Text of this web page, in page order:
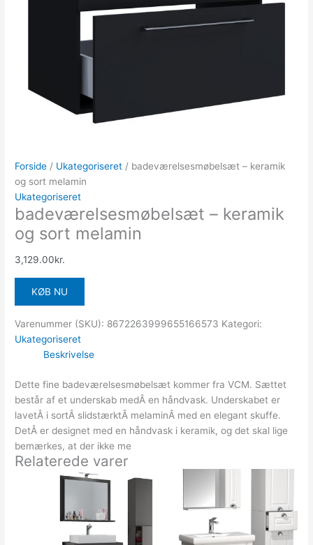
Forside / Ukategoriseret / badeværelsesmøbelsæt – keramik
og sort melamin
Ukategoriseret
badeværelsesmøbelsæt – keramik
og sort melamin
3,129.00kr.
KØB NU
Varenummer (SKU): 8672263999655166573 Kategori:
Ukategoriseret
Beskrivelse
Dette fine badeværelsesmøbelsæt kommer fra VCM. Sættet
består af et underskab medÂ en håndvask. Underskabet er
lavetÂ i sortÂ slidstærktÂ melaminÂ med en elegant skuffe.
DetÂ er designet med en håndvask i keramik, og det skal lige
bemærkes, at der ikke me
Relaterede varer